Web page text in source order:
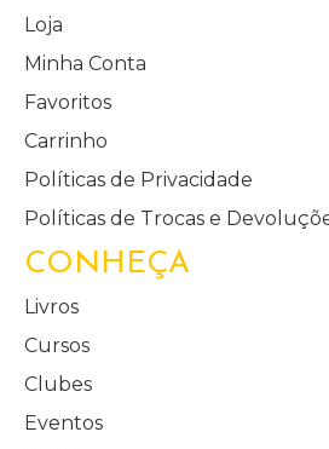
Loja
Minha Conta
Favoritos
Carrinho
Políticas de Privacidade
Políticas de Trocas e
CONHEÇA
Livros
Cursos
Clubes
Eventos